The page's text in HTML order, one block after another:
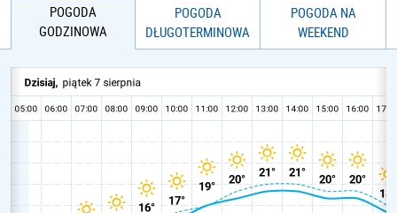
POGODA
GODZINOWA
POGODA
DŁUGOTERMINOWA
POGODA NA
WEEKEND